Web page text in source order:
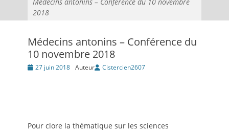
2018
Médecins antonins – Conférence du
10 novembre 2018
Posté27 juin 2018 Auteur Cistercien2607
Pour clore la thématique sur les sciences